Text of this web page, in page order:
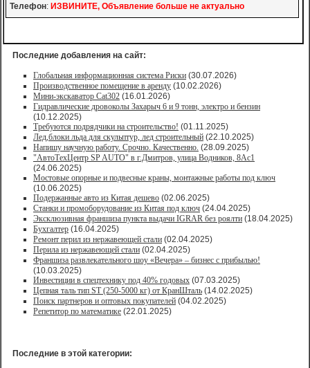
Телефон: ИЗВИНИТЕ, Объявление больше не актуально
Последние добавления на сайт:
Глобальная информационная система Риски (30.07.2026)
Производственное помещение в аренду (10.02.2026)
Мини-экскаватор Cat302 (16.01.2026)
Гидравлические дровоколы Захарыч 6 и 9 тонн, электро и бензин
(10.12.2025)
Требуются подрядчики на строительство! (01.11.2025)
Лед,блоки льда для скульптур, лед строительный (22.10.2025)
Напишу научную работу. Срочно. Качественно. (28.09.2025)
"АвтоТехЦентр SP AUTO" в г.Дмитров, улица Водников, 8Ас1
(24.06.2025)
Мостовые опорные и подвесные краны, монтажные работы под ключ
(10.06.2025)
Подержанные авто из Китая дешево (02.06.2025)
Станки и промоборудование из Китая под ключ (24.04.2025)
Эксклюзивная франшиза пункта выдачи IGRAR без роялти (18.04.2025)
Бухгалтер (16.04.2025)
Ремонт перил из нержавеющей стали (02.04.2025)
Перила из нержавеющей стали (02.04.2025)
Франшиза развлекательного шоу «Вечера» – бизнес с прибылью!
(10.03.2025)
Инвестиции в спецтехнику под 40% годовых (07.03.2025)
Цепная таль тип ST (250-5000 кг) от КранШталь (14.02.2025)
Поиск партнеров и оптовых покупателей (04.02.2025)
Репетитор по математике (22.01.2025)
Последние в этой категории: